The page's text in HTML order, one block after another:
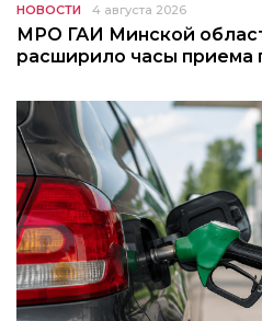
НОВОСТИ 4 августа 2026
МРО ГАИ Минской
расширило часы приема